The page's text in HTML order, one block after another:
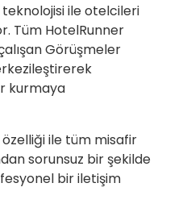
ile otelcileri
Tüm HotelRunner
Görüşmeler
kurmaya
özelliği ile tüm misafir
sorunsuz bir şekilde
bir iletişim